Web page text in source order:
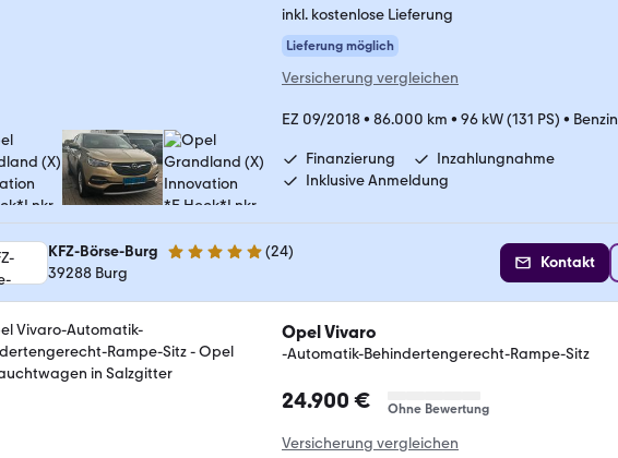
inkl. kostenlose Lieferung
Lieferung möglich
Versicherung vergleichen
EZ 09/2018• 86.000 km • 96 kW (131 PS) • Benzin
Finanzierung
Inzahlungnahme
Inklusive Anmeldung
KFZ-Börse-Burg 5 Sterne (24)
39288 Burg
Kontakt
Opel Vivaro
-Automatik-Behindertengerecht-Rampe-Sitz
24.900 € Ohne Bewertung
Versicherung vergleichen